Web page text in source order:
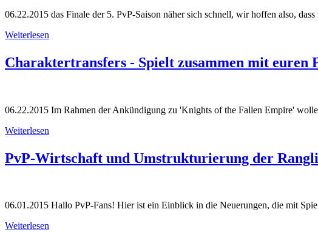
06.22.2015 das Finale der 5. PvP-Saison näher sich schnell, wir hoffen also,
Weiterlesen
Charaktertransfers - Spielt zusammen mit euren
06.22.2015 Im Rahmen der Ankündigung zu 'Knights of the Fallen Empire'
Weiterlesen
PvP-Wirtschaft und Umstrukturierung der
06.01.2015 Hallo PvP-Fans! Hier ist ein Einblick in die Neuerungen, die mit
Weiterlesen